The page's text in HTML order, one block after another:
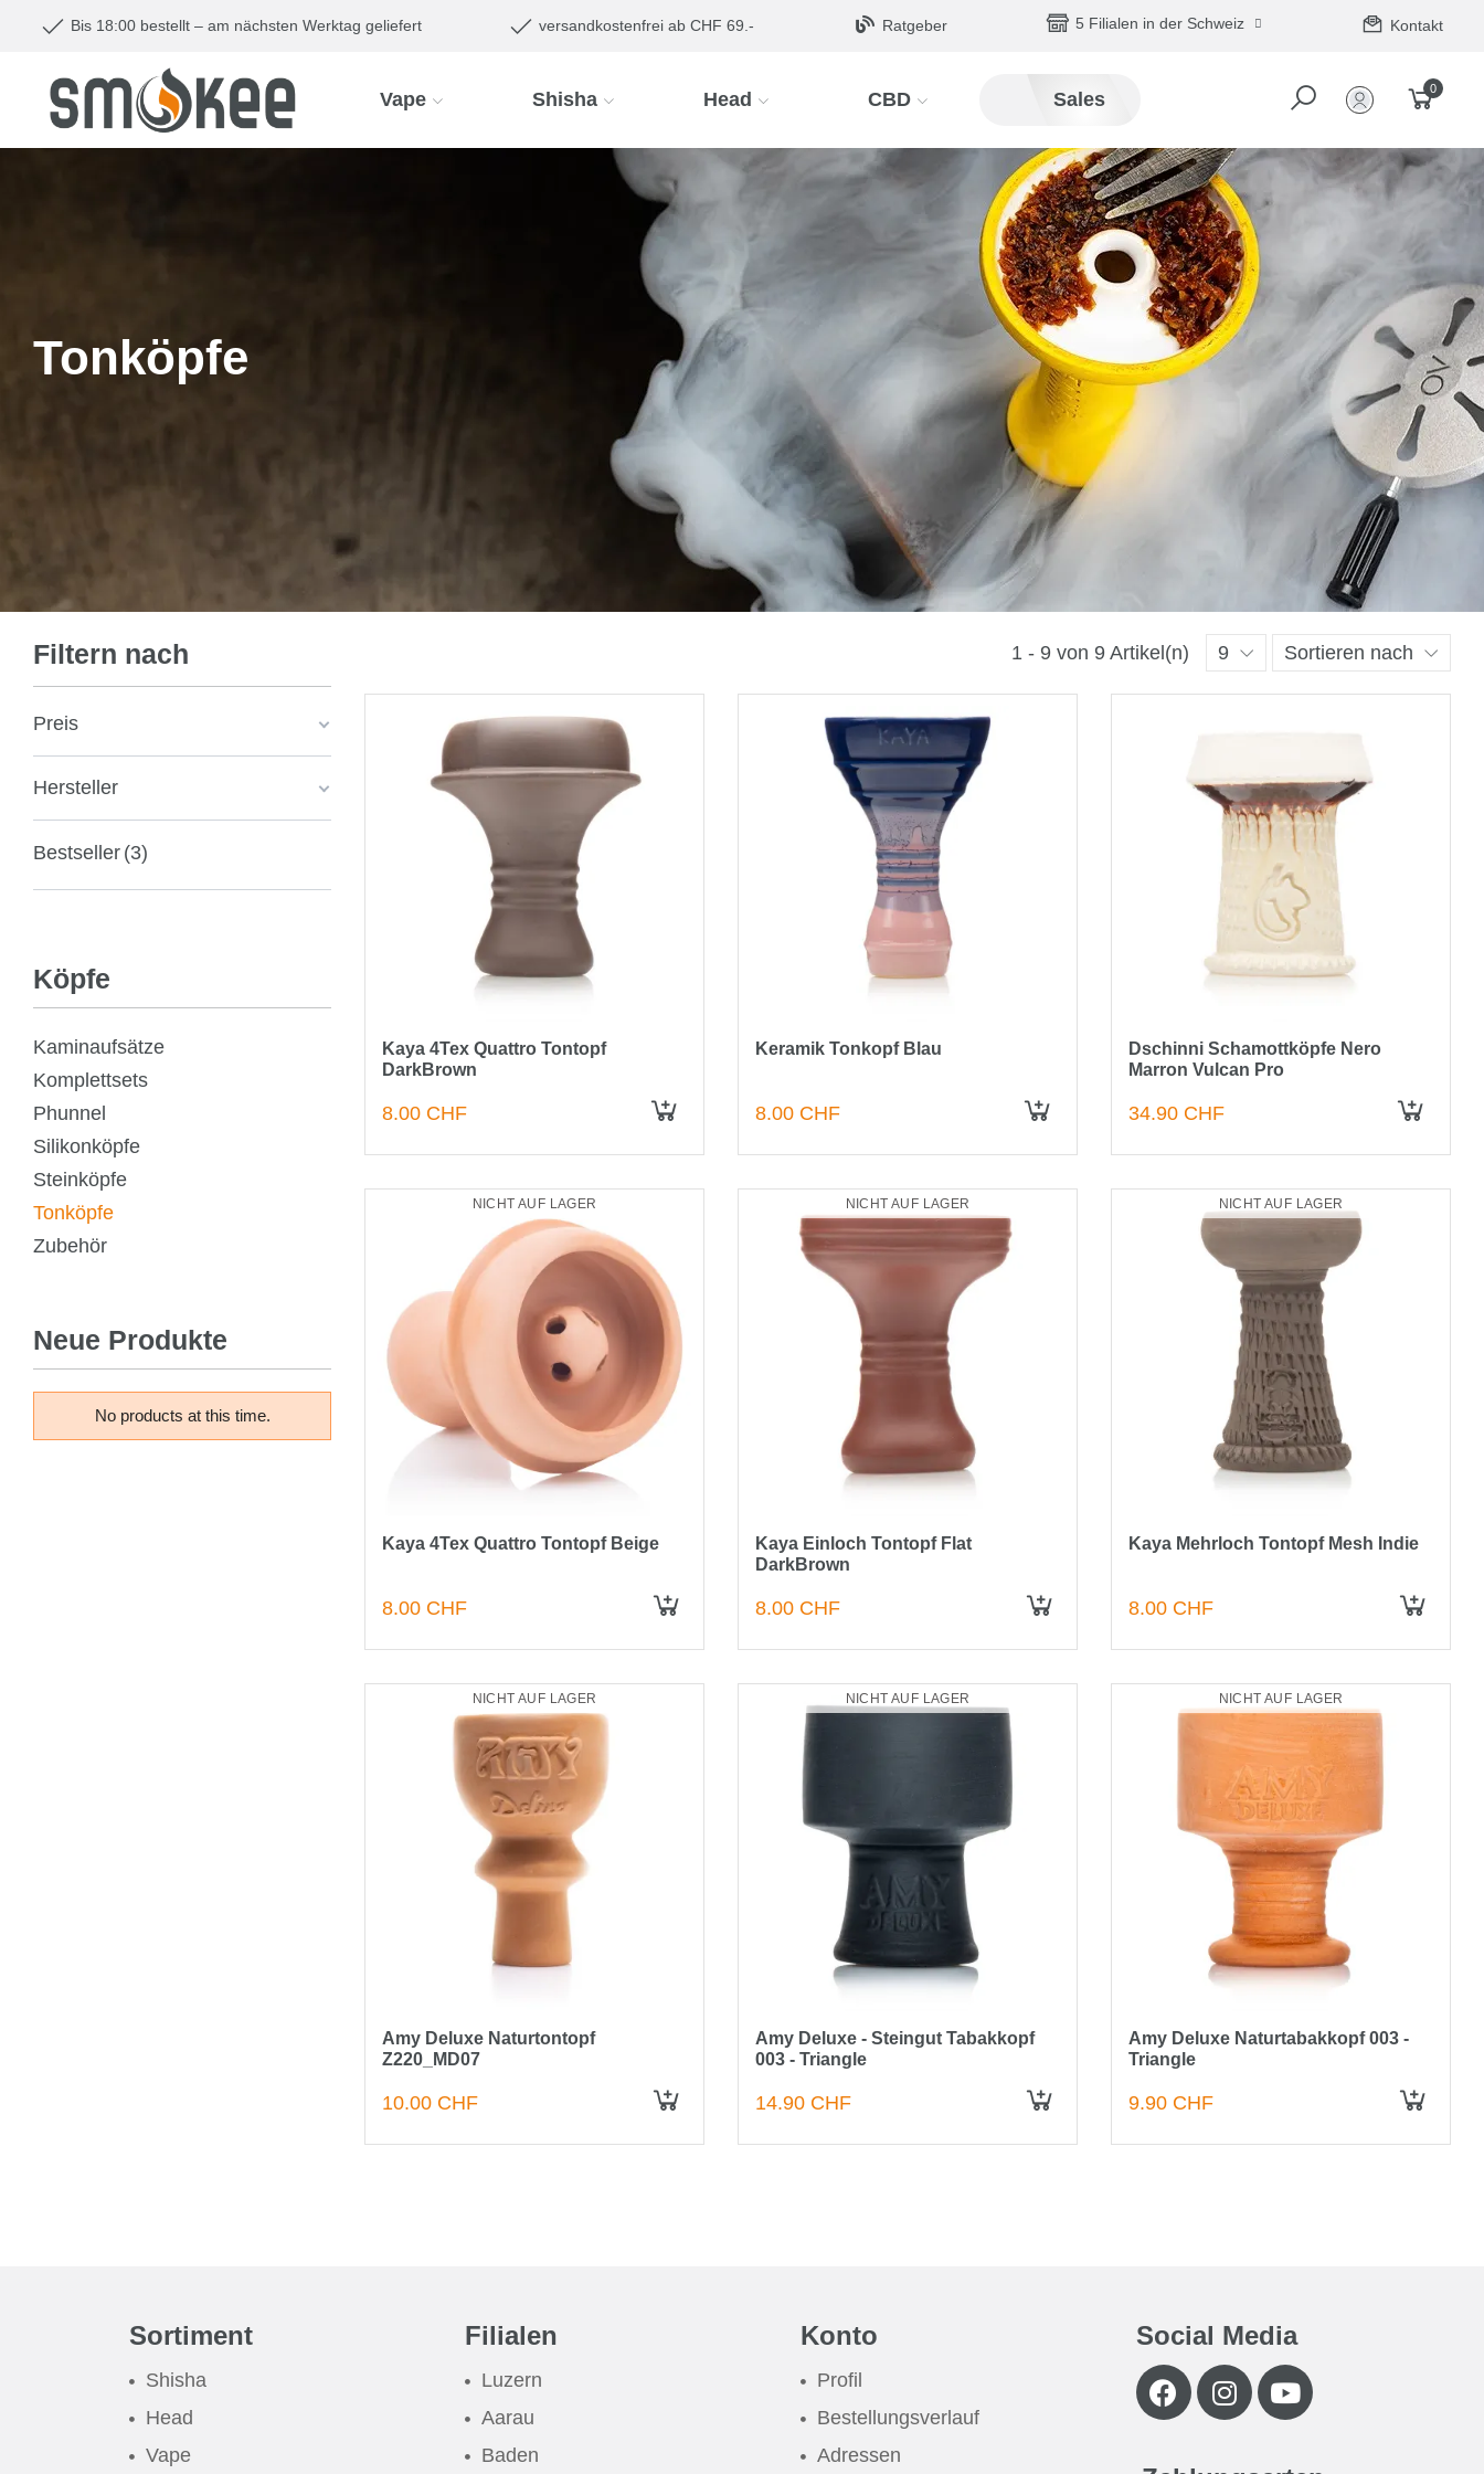
Bis 18:00 bestellt – am nächsten Werktag geliefert versandkostenfrei ab CHF 69.- Ratgeber 5 Filialen in der Schweiz Kontakt
Vape Shisha Head CBD Sales
0
Tonköpfe
1 - 9 von 9 Artikel(n) 9 Sortieren nach
Kaya 4Tex Quattro Tontopf
DarkBrown
8.00 CHF
Keramik Tonkopf Blau
8.00 CHF
Dschinni Schamottköpfe Nero
Marron Vulcan Pro
34.90 CHF
NICHT AUF LAGER
Kaya 4Tex Quattro Tontopf Beige
8.00 CHF
NICHT AUF LAGER
Kaya Einloch Tontopf Flat
DarkBrown
8.00 CHF
NICHT AUF LAGER
Kaya Mehrloch Tontopf Mesh Indie
8.00 CHF
NICHT AUF LAGER
Amy Deluxe Naturtontopf
Z220_MD07
10.00 CHF
NICHT AUF LAGER
Amy Deluxe - Steingut Tabakkopf
003 - Triangle
14.90 CHF
NICHT AUF LAGER
Amy Deluxe Naturtabakkopf 003 -
Triangle
9.90 CHF
Filtern nach
Preis
Hersteller
Bestseller 3
Köpfe
Kaminaufsätze
Komplettsets
Phunnel
Silikonköpfe
Steinköpfe
Tonköpfe
Zubehör
Neue Produkte
No products at this time.
Sortiment
Shisha
Head
Vape
Filialen
Luzern
Aarau
Baden
Konto
Profil
Bestellungsverlauf
Adressen
Social Media